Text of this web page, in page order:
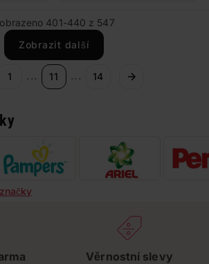
401-440 z 547
Zobrazit další
1 ... 11 ... 14
Věrnostní slevy